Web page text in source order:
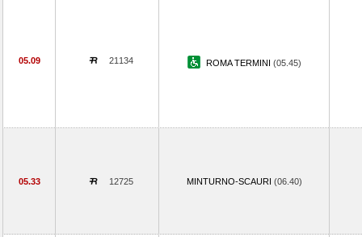
05.09 21134 ROMA TERMINI (05.45)
05.33 12725 MINTURNO-SCAURI (06.40)